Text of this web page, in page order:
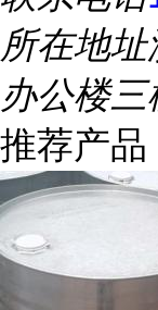
所在地址
办公楼三
推荐产品